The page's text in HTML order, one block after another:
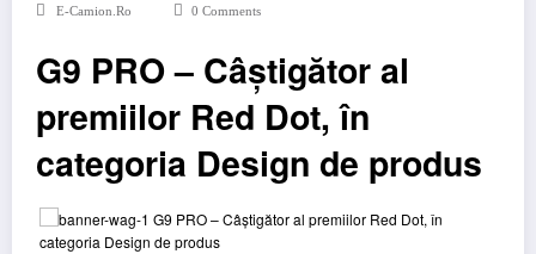
E-Camion.ro 0 Comments
G9 PRO – Câștigător al
premiilor Red Dot, în
categoria Design de produs